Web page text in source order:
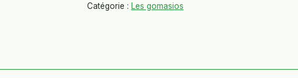
Catégorie : Les gomasios